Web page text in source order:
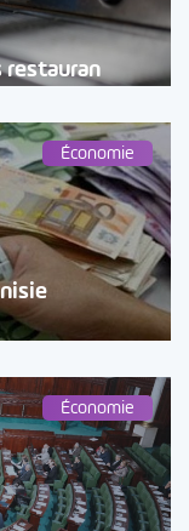
restauran
Économie
Économie